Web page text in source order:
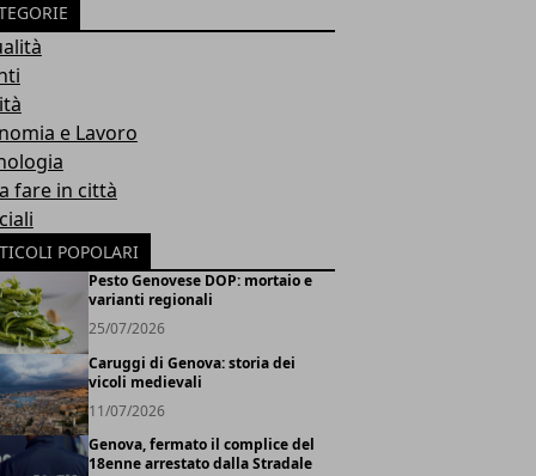
e Lavoro
fare in città
POPOLARI
Pesto Genovese DOP: mortaio e
varianti regionali
25/07/2026
Caruggi di Genova: storia dei
vicoli medievali
11/07/2026
Genova, fermato il complice del
18enne arrestato dalla Stradale